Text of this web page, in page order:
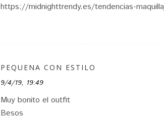
https://midnighttrendy.es/tendencias-
PEQUENA CON ESTILO
9/4/19, 19:49
Muy bonito el outfit
Besos